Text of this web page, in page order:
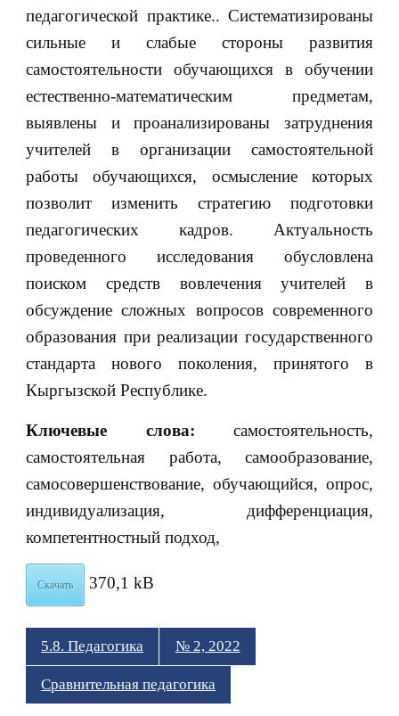
педагогической практике.. Систематизированы
сильные и слабые стороны развития
самостоятельности обучающихся в обучении
естественно-математическим предметам,
выявлены и проанализированы затруднения
учителей в организации самостоятельной
работы обучающихся, осмысление которых
позволит изменить стратегию подготовки
педагогических кадров. Актуальность
проведенного исследования обусловлена
поиском средств вовлечения учителей в
обсуждение сложных вопросов современного
образования при реализации государственного
стандарта нового поколения, принятого в
Кыргызской Республике.
Ключевые слова:самостоятельность,
самостоятельная работа, самообразование,
самосовершенствование, обучающийся, опрос,
индивидуализация, дифференциация,
компетентностный подход,
Скачать 370,1 kB
5.8. Педагогика № 2, 2022
Сравнительная педагогика